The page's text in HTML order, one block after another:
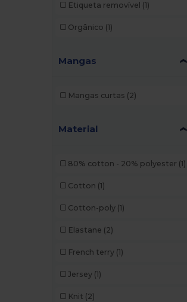
Etiqueta removível (1)
Orgânico (1)
Mangas
Mangas curtas (2)
Material
80% cotton - 20% polyester (1)
Cotton (1)
Cotton-poly (1)
Elastane (2)
French terry (1)
Jersey (1)
Knit (2)